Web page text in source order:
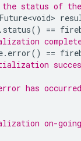
status of
Future<void>
. status() ==
. error() ==
has
on-